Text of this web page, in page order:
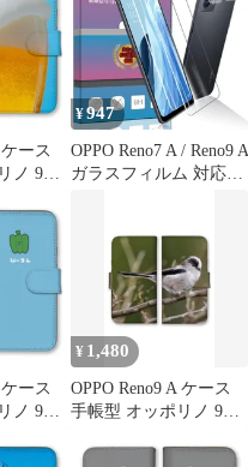
かわ
れ 上
02
ム猫 ネコ 子猫 ねこ 写
真 可愛い きれい 自然
カラー06
ース
ノ 9A
ール お
屋 ア
もしろ
¥947
OPPO Reno7 A / Reno9 A
ガラスフィルム 対応
リーンガラスフィルム
2枚カメラ フィルム 超
薄型 強化ガラス opg04
保護フィルム For OPPO
Reno7 A (CPH2
ース
ノ 9A
ブル ト
¥ 1,480
OPPO Reno9 A ケース
手帳型 オッポリノ 9A
ス シマエナガ エナガ